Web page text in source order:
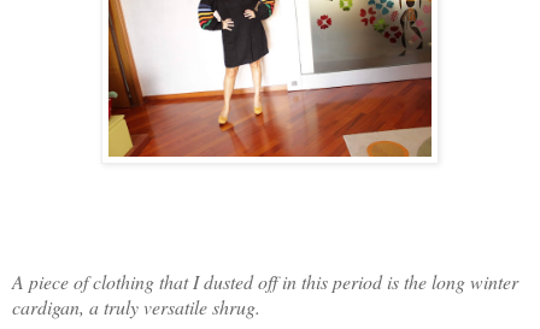
A piece of clothing that I dusted off in this period is the long winter
cardigan, a truly versatile shrug.